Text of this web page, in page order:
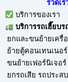
รวดเ
บริการของเรา
บริการรถเฮี๊ยบร
ยกและขนย้ายเครื่
ย้ายตู้คอนเทนเนอ
ขนย้ายเฟอร์นิเจอ
ยกรถเสีย รถประส